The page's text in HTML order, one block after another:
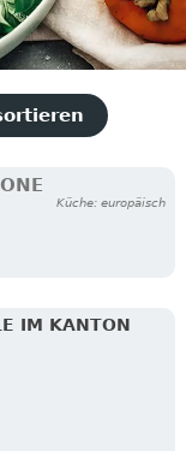
Küche: europäisch
IM KANTON